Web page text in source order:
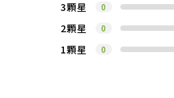
3顆星 0
2顆星 0
1顆星 0